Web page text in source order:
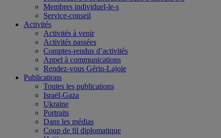
Membres individuel-le-s
Service-conseil
Activités
Activités à venir
Activités passées
Comptes-rendus d’activités
Appel à communications
Rendez-vous Gérin-Lajoie
Publications
Toutes les publications
Israël-Gaza
Ukraine
Portraits
Dans les médias
Coup de fil diplomatique